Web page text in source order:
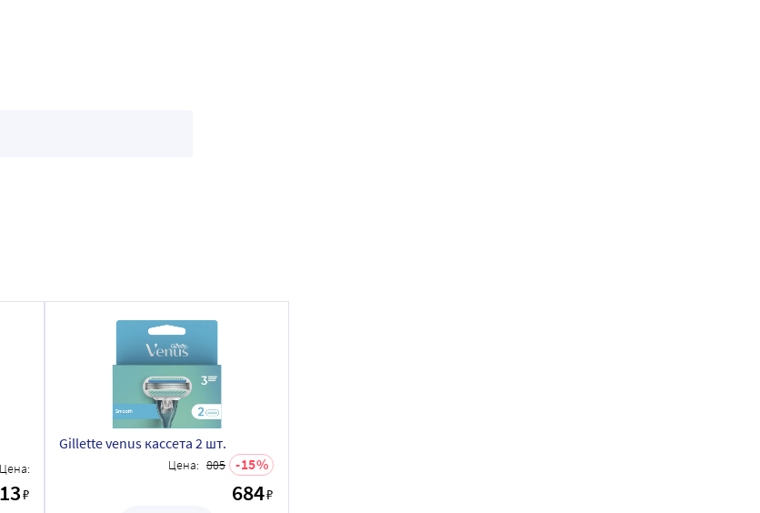
Цена:
₽
Gillette venus кассета 2 шт.
Цена: 805 15
684₽